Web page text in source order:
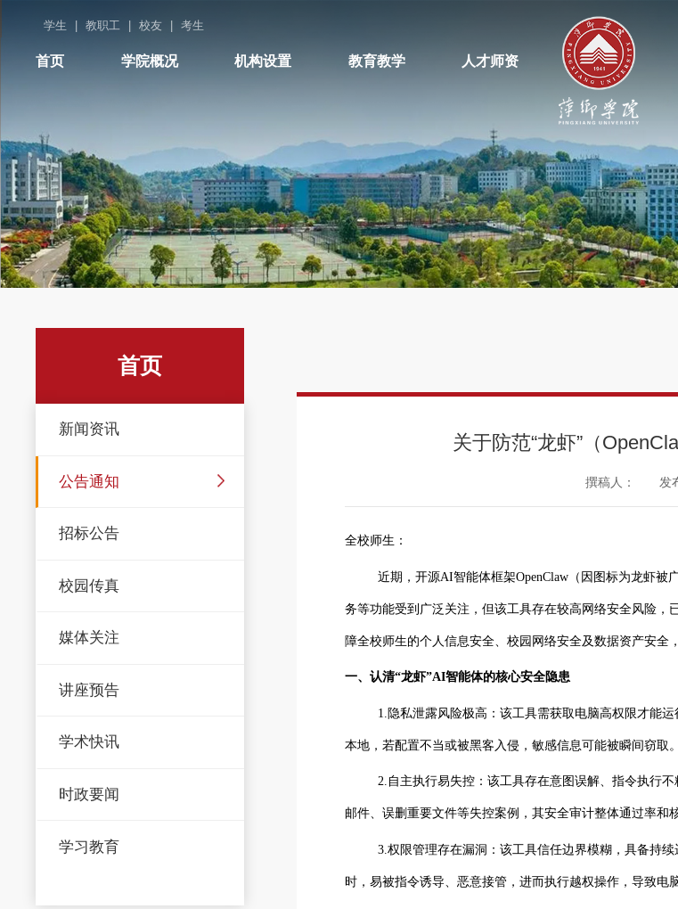
学生 教职工 校友 考生
首页 学院概况 机构设置 教育教学 人才师资
首页
新闻资讯
公告通知
招标公告
校园传真
媒体关注
讲座预告
学术快讯
时政要闻
学习教育
关于防范“龙虾”（
撰稿人： 发
全校师生：
近期，开源AI智能体框架OpenClaw（因图标为龙虾被
务等功能受到广泛关注，但该工具存在较高网络安全风险
障全校师生的个人信息安全、校园网络安全及数据资产安全
一、认清“龙虾”AI智能体的核心安全隐患
1.隐私泄露风险极高：该工具需获取电脑高权限才能
本地，若配置不当或被黑客入侵，敏感信息可能被瞬间窃取。
2.自主执行易失控：该工具存在意图误解、指令执行
邮件、误删重要文件等失控案例，其安全审计整体通过率和
3.权限管理存在漏洞：该工具信任边界模糊，具备持
时，易被指令诱导、恶意接管，进而执行越权操作，导致电